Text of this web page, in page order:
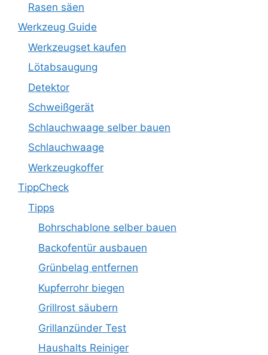
Rasen säen
Werkzeug Guide
Werkzeugset kaufen
Lötabsaugung
Detektor
Schweißgerät
Schlauchwaage selber bauen
Schlauchwaage
Werkzeugkoffer
TippCheck
Tipps
Bohrschablone selber bauen
Backofentür ausbauen
Grünbelag entfernen
Kupferrohr biegen
Grillrost säubern
Grillanzünder Test
Haushalts Reiniger